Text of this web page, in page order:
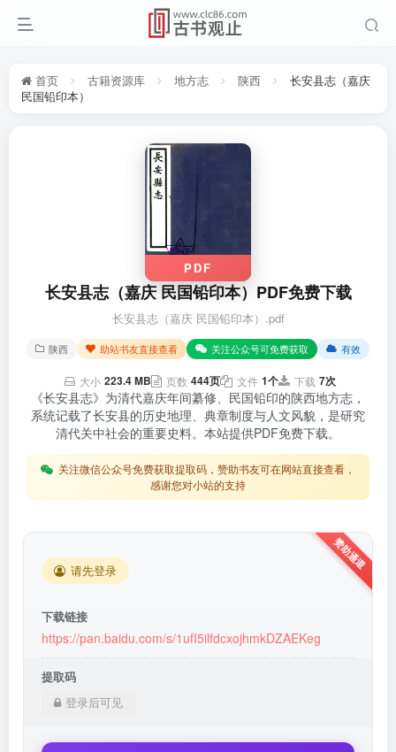
首页 古籍资源库 地方志 陕西
长安县志（嘉庆
民国铅印本）
PDF
长安县志（嘉庆 民国铅印本）PDF免费下载
长安县志（嘉庆 民国铅印本）.pdf
陕西 助站书友直接查看 关注公众号可免费获取 有效
大小 223.4 MB 页数 444页 文件 1个 下载 7次
《长安县志》为清代嘉庆年间纂修、民国铅印的陕西地方志，
系统记载了长安县的历史地理、典章制度与人文风貌，是研究
清代关中社会的重要史料。本站提供PDF免费下载。
关注微信公众号免费获取提取码，赞助书友可在网站直接查看，
感谢您对小站的支持
请先登录
下载链接
https://pan.baidu.com/s/1ufI5ilfdcxojhmkDZAEKeg
提取码
登录后可见